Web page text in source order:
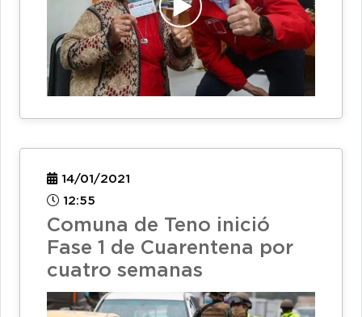
14/01/2021
12:55
Comuna de Teno inició
Fase 1 de Cuarentena por
cuatro semanas